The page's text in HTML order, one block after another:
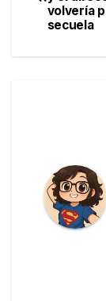
o
de
volvería
secuela